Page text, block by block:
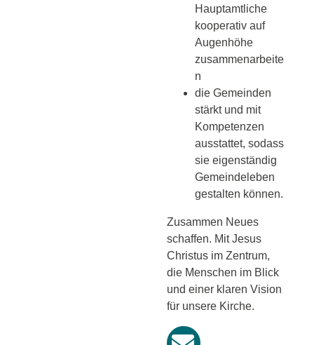
Hauptamtliche
kooperativ auf
Augenhöhe
zusammenarbeite
n
die Gemeinden
stärktund mit
Kompetenzen
ausstattet, sodass
sie eigenständig
Gemeindeleben
gestalten können.
Zusammen Neues
schaffen. Mit Jesus
Christus im Zentrum,
die Menschen im Blick
und einer klaren Vision
für unsere Kirche.